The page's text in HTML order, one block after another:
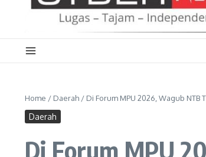
Home / Daerah / Di Forum MPU 2026, Wagub
Daerah
Di Forum MPU